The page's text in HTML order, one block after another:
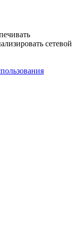
сетевой